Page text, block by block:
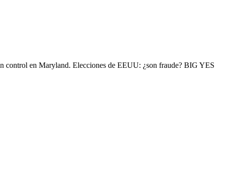
control en Maryland. Elecciones de EEUU: ¿son fraude? BIG YES